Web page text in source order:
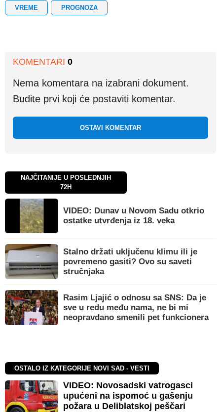
VREME PROGNOZA
KOMENTARI 0
Nema komentara na izabrani dokument.
Budite prvi koji će postaviti komentar.
OSTAVI KOMENTAR
NAJČITANIJE U POSLEDNJIH
72H
VIDEO: Dunav u Novom Sadu otkrio
ostatke utvrđenja iz 18. veka
Stalno držati uključenu klimu ili je
povremeno gasiti? Ovo su saveti
stručnjaka
Rasim Ljajić o odnosu sa SNS: Da je
sve u redu među nama, ne bi mi
neopravdano smenili pet funkcionera
OSTALO IZ KATEGORIJE NOVI SAD - VESTI
VIDEO: Novosadski vatrogasci
upućeni na ispomoć u gašenju
požara u Deliblatskoj peščari